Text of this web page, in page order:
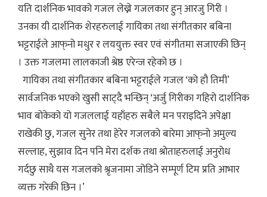
यति दार्शनिक भावको गजल लेख्ने गजलकार हुन् आरजु गिरी ।
उनका यी दार्शनिक शेरहरुलाई गायिका तथा संगीतकार बबिना
भट्टराईले आफ्‌नो मधुर र लययुक्त स्वर एवं संगीतमा सजाएकी छिन्
। उक्त गजलमा लालकाजी श्रेष्ठ एरेन्ज रहेको छ ।
गायिका तथा संगीतकार बबिना भट्टराईले गजल ‘को हौ तिमी’
सार्वजनिक भएको खुसी साट्दै भन्छिन् ‘अर्जु गिरीका गहिरो दार्शनिक
भाव बोकेको यो गजललाई यहाँहरु सबैले मन पराइदिने अपेक्षा
राखेकी छु, गजल सुनेर तथा हेरेर गजलको बारेमा आफ्‌नो अमुल्य
सल्लाह, सुझाव दिन पनि मेरा दर्शक तथा श्रोताहरुलाई अनुरोध
गर्दछु साथै यस गजलको श्रृजनामा जोडिने सम्पूर्ण टिम प्रति आभार
व्यक्त गरेकी छिन ।’